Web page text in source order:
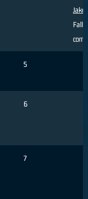
Fallo
5
6
7